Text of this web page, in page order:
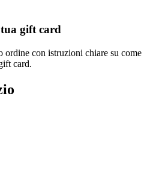
gift card
con istruzioni chiare su come
card.